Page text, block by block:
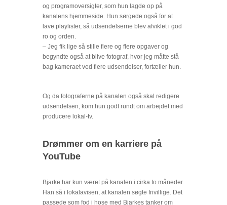
og programoversigter, som hun lagde op på
kanalens hjemmeside. Hun sørgede også for at
lave playlister, så udsendelserne blev afviklet i god
ro og orden.
– Jeg fik lige så stille flere og flere opgaver og
begyndte også at blive fotograf, hvor jeg måtte stå
bag kameraet ved flere udsendelser, fortæller hun.
Og da fotograferne på kanalen også skal redigere
udsendelsen, kom hun godt rundt om arbejdet med
producere lokal-tv.
Drømmer om en karriere på
YouTube
Bjarke har kun været på kanalen i cirka to måneder.
Han så i lokalavisen, at kanalen søgte frivillige. Det
passede som fod i hose med Bjarkes tanker om